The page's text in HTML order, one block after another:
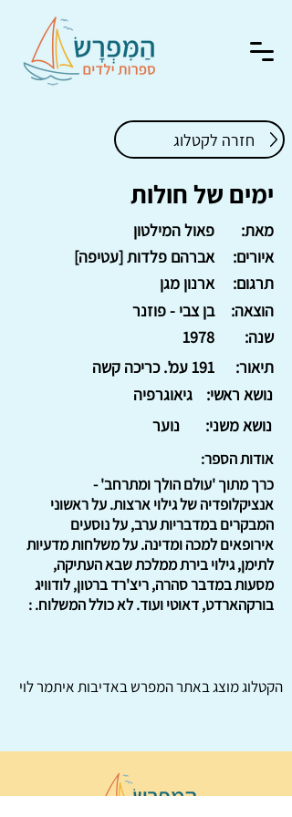
חזרה לקטלוג
ימים של חולות
פאול המילטון
מאת:
אברהם פלדות [עטיפה]
איורים:
ארנון מגן
תרגום:
בן צבי - פוזנר
הוצאה:
1978
שנה:
191 עמ'. כריכה קשה
תיאור:
גיאוגרפיה
נושא ראשי:
נוער
נושא משני:
אודות הספר:
כרך מתוך 'עולם הולך ומתרחב' -
אנציקלופדיה של גילוי ארצות. על ראשוני
המבקרים במדבריות ערב, על נוסעים
אירופאים למכה ומדינה. על משלחות מדעיות
לתימן, גילוי בירת ממלכת שבא העתיקה,
מסעות במדבר סהרה, ריצ'רד ברטון, לודוויג
בורקהארדט, דאוטי ועוד. לא כולל המשלוח. :
הקטלוג מוצג באתרהמפרשבאדיבות איתמר לוי